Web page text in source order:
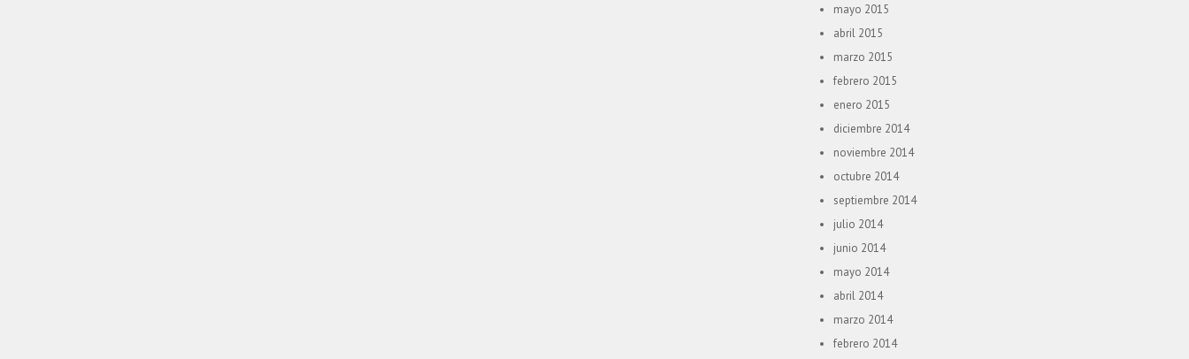
mayo 2015
abril 2015
marzo 2015
febrero 2015
enero 2015
diciembre 2014
noviembre 2014
octubre 2014
septiembre 2014
julio 2014
junio 2014
mayo 2014
abril 2014
marzo 2014
febrero 2014